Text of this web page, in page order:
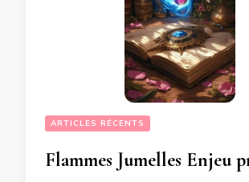
ARTICLES RÉCENTS